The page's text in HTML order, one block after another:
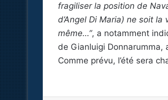
fragiliser la position de
d’Angel Di Maria) ne soit
même…”, a notamment
de Gianluigi Donnarumma,
Comme prévu, l’été sera